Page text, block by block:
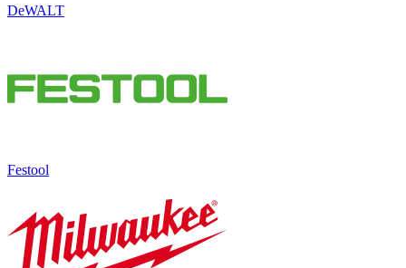
DeWALT
Festool